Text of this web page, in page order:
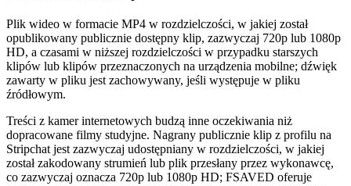
Plik wideo w formacie MP4 w rozdzielczości, w jakiej został
opublikowany publicznie dostępny klip, zazwyczaj 720p lub 1080p
HD, a czasami w niższej rozdzielczości w przypadku starszych
klipów lub klipów przeznaczonych na urządzenia mobilne; dźwięk
zawarty w pliku jest zachowywany, jeśli występuje w pliku
źródłowym.
Treści z kamer internetowych budzą inne oczekiwania niż
dopracowane filmy studyjne. Nagrany publicznie klip z profilu na
Stripchat jest zazwyczaj udostępniany w rozdzielczości, w jakiej
został zakodowany strumień lub plik przesłany przez wykonawcę,
co zazwyczaj oznacza 720p lub 1080p HD; FSAVED oferuje